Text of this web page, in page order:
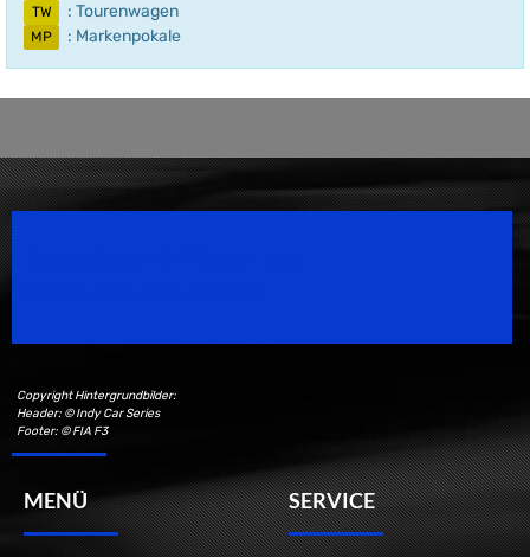
TW : Tourenwagen
MP : Markenpokale
Copyright Hintergrundbilder:
Header: © Indy Car Series
Footer: © FIA F3
MENÜ SERVICE